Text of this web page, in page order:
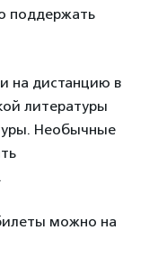
поддержать
на дистанцию в
литературы
Необычные
можно на